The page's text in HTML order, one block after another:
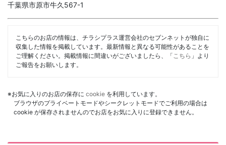
千葉県市原市牛久567-1
こちらのお店の情報は、チラシプラス運営会社のセブンネットが独自に
収集した情報を掲載しています。最新情報と異なる可能性があることを
ご理解ください。掲載情報に間違いがございましたら、「 こちら 」より
ご報告をお願いします。
※お気に入りのお店の保存に cookie を利用しています。
ブラウザのプライベートモードやシークレットモードでご利用の場合は
cookie が保存されませんのでお店をお気に入りに登録できません。